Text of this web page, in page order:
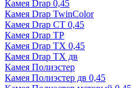
Камея Drap 0,45
Камея Drap TwinColor
Камея Drap СТ 0,45
Камея Drap ТР
Камея Drap ТХ 0,45
Камея Drap ТХ дв
Камея Полиэстер
Камея Полиэстер дв 0,45